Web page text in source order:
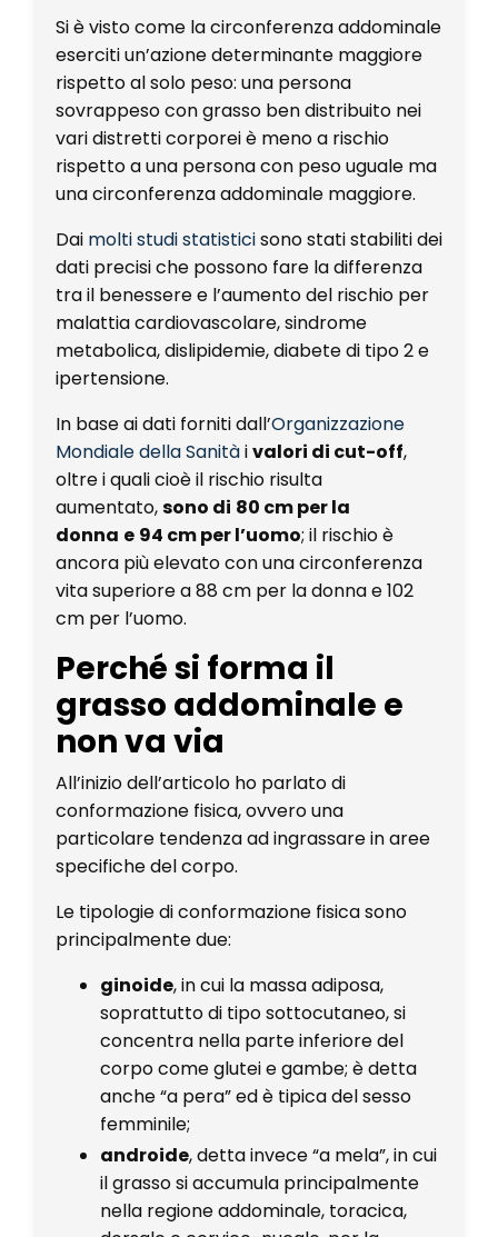
Si è visto come la circonferenza addominale
eserciti un’azione determinante maggiore
rispetto al solo peso: una persona
sovrappeso con grasso ben distribuito nei
vari distretti corporei è meno a rischio
rispetto a una persona con peso uguale ma
una circonferenza addominale maggiore.
Dai molti studi statisticisono stati stabiliti dei
dati precisi che possono fare la differenza
tra il benessere e l’aumento del rischio per
malattia cardiovascolare, sindrome
metabolica, dislipidemie, diabete di tipo 2 e
ipertensione.
In base ai dati forniti dall’Organizzazione
Mondiale della Sanitàivalori di cut-off,
oltre i quali cioè il rischio risulta
aumentato,sono di 80 cm per la
donna e 94 cm per l’uomo; il rischio è
ancora più elevato con una circonferenza
vita superiore a 88 cm per la donna e 102
cm per l’uomo.
Perché si forma il
grasso addominale e
non va via
All’inizio dell’articolo ho parlato di
conformazione fisica, ovvero una
particolare tendenza ad ingrassare in aree
specifiche del corpo.
Le tipologie di conformazione fisica sono
principalmente due:
ginoide, in cui la massa adiposa,
soprattutto di tipo sottocutaneo, si
concentra nella parte inferiore del
corpo come glutei e gambe; è detta
anche “a pera” ed è tipica del sesso
femminile;
androide, detta invece “a mela”, in cui
il grasso si accumula principalmente
nella regione addominale, toracica,